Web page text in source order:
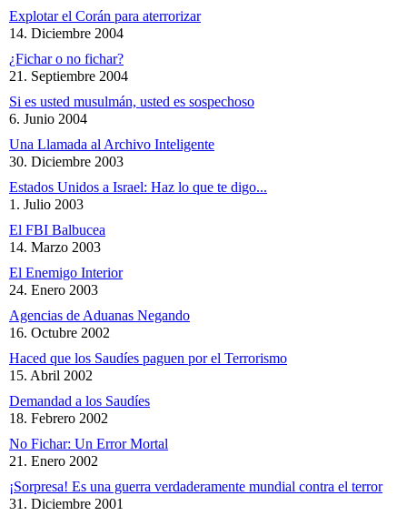
Explotar el Corán para aterrorizar
14. Diciembre 2004
¿Fichar o no fichar?
21. Septiembre 2004
Si es usted musulmán, usted es sospechoso
6. Junio 2004
Una Llamada al Archivo Inteligente
30. Diciembre 2003
Estados Unidos a Israel: Haz lo que te digo...
1. Julio 2003
El FBI Balbucea
14. Marzo 2003
El Enemigo Interior
24. Enero 2003
Agencias de Aduanas Negando
16. Octubre 2002
Haced que los Saudíes paguen por el Terrorismo
15. Abril 2002
Demandad a los Saudíes
18. Febrero 2002
No Fichar: Un Error Mortal
21. Enero 2002
¡Sorpresa! Es una guerra verdaderamente mundial contra el terror
31. Diciembre 2001